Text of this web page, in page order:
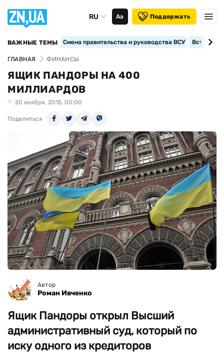
RU Аа Поддержать
ВАЖНЫЕ ТЕМЫ Смена правительства и руководства ВСУ
ГЛАВНАЯ ФИНАНСЫ
ЯЩИК ПАНДОРЫ НА 400
МИЛЛИАРДОВ
20 ноября, 2015, 00:00
Поделиться
Автор
Роман Ивченко
Ящик Пандоры открыл Высший
административный суд, который по
иску одного из кредиторов